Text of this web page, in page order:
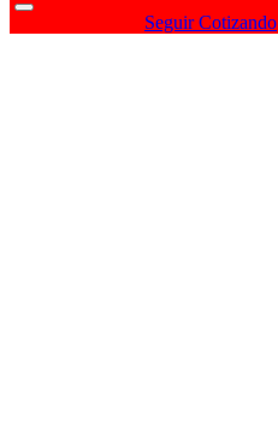
Seguir Cotizando